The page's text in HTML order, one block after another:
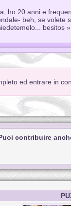
ho 20 anni e
beh, se volete
besitos »
ed entrare in
contribuire